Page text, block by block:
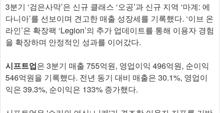
3분기 ‘검은사막’은 신규 클래스 ‘오공’과 신규 지역 ‘마계: 에
다니아’를 선보이며 견고한 매출 성장세를 기록했다. ‘이브 온
라인’은 확장팩 ‘Legion’의 추가 업데이트를 통해 이용자 경험
을 확장하며 안정적인 성과를 이어갔다.
시프트업은 3분기 매출 755억원, 영업이익 496억원, 순이익
546억원을 기록했다. 전년 동기 대비 매출은 30.1%, 영업이
익은 39.3%, 순이익은 133% 증가했다.